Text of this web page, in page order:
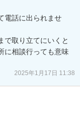
電話に出られませ
で取り立てにいくと
に相談行っても意味
2025年1月17日 11:38